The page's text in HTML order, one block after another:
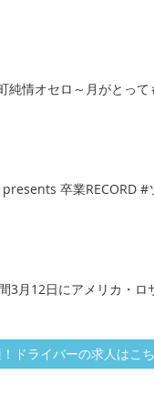
情オセロ～月がとって
卒業RECORD
3月12日にアメリカ・
ドライバーの求人はこ